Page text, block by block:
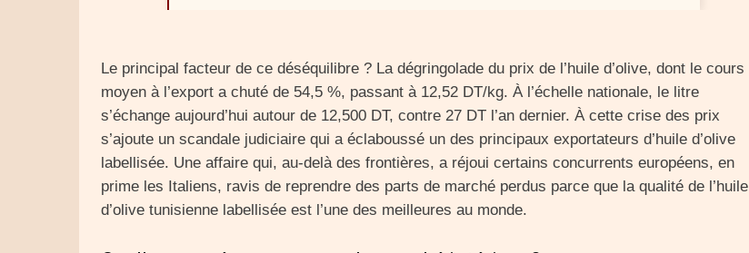
Le principal facteur de ce déséquilibre ? La dégringolade du prix de l’huile d’olive, dont le cours
moyen à l’export a chuté de 54,5 %, passant à 12,52 DT/kg. À l’échelle nationale, le litre
s’échange aujourd’hui autour de 12,500 DT, contre 27 DT l’an dernier. À cette crise des prix
s’ajoute un scandale judiciaire qui a éclaboussé un des principaux exportateurs d’huile d’olive
labellisée. Une affaire qui, au-delà des frontières, a réjoui certains concurrents européens, en
prime les Italiens, ravis de reprendre des parts de marché perdus parce que la qualité de l’huile
d’olive tunisienne labellisée est l’une des meilleures au monde.